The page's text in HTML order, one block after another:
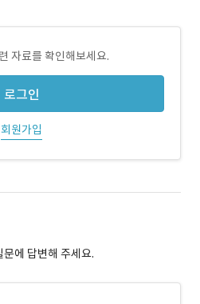
자료를 확인해보세요.
로그인
회원가입
에 답변해 주세요.